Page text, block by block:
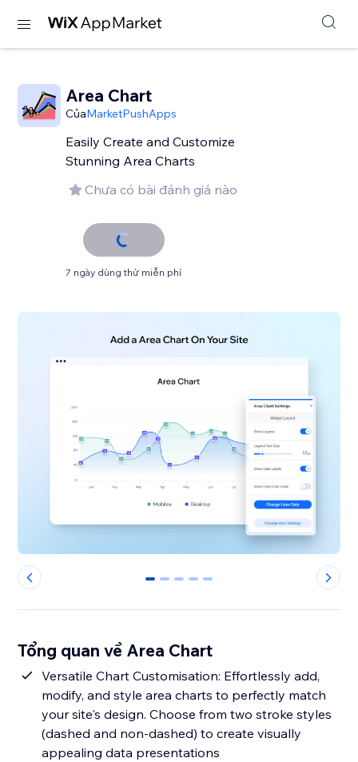
Area Chart
CủaMarketPushApps
Easily Create and Customize
Stunning Area Charts
Chưa có bài đánh giá nào
7 ngày dùng thử miễn phí
0 1 2 3 4
Tổng quan về Area Chart
Versatile Chart Customisation: Effortlessly add,
modify, and style area charts to perfectly match
your site's design. Choose from two stroke styles
(dashed and non-dashed) to create visually
appealing data presentations